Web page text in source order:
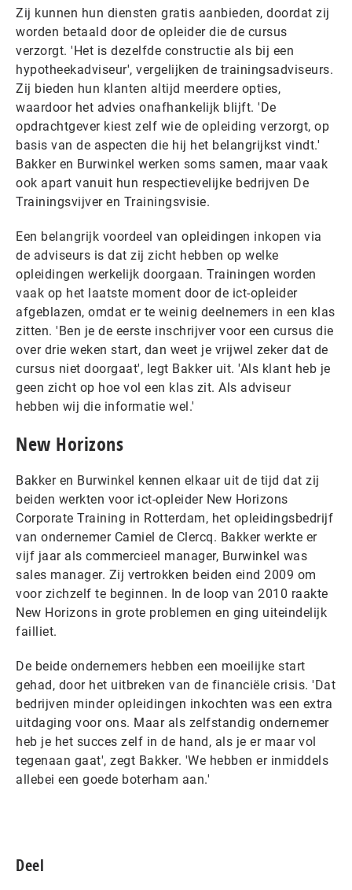
Zij kunnen hun diensten gratis aanbieden, doordat zij
worden betaald door de opleider die de cursus
verzorgt. 'Het is dezelfde constructie als bij een
hypotheekadviseur', vergelijken de trainingsadviseurs.
Zij bieden hun klanten altijd meerdere opties,
waardoor het advies onafhankelijk blijft. 'De
opdrachtgever kiest zelf wie de opleiding verzorgt, op
basis van de aspecten die hij het belangrijkst vindt.'
Bakker en Burwinkel werken soms samen, maar vaak
ook apart vanuit hun respectievelijke bedrijven De
Trainingsvijver en Trainingsvisie.
Een belangrijk voordeel van opleidingen inkopen via
de adviseurs is dat zij zicht hebben op welke
opleidingen werkelijk doorgaan. Trainingen worden
vaak op het laatste moment door de ict-opleider
afgeblazen, omdat er te weinig deelnemers in een klas
zitten. 'Ben je de eerste inschrijver voor een cursus die
over drie weken start, dan weet je vrijwel zeker dat de
cursus niet doorgaat', legt Bakker uit. 'Als klant heb je
geen zicht op hoe vol een klas zit. Als adviseur
hebben wij die informatie wel.'
New Horizons
Bakker en Burwinkel kennen elkaar uit de tijd dat zij
beiden werkten voor ict-opleider New Horizons
Corporate Training in Rotterdam, het opleidingsbedrijf
van ondernemer Camiel de Clercq. Bakker werkte er
vijf jaar als commercieel manager, Burwinkel was
sales manager. Zij vertrokken beiden eind 2009 om
voor zichzelf te beginnen. In de loop van 2010 raakte
New Horizons in grote problemen en ging uiteindelijk
failliet.
De beide ondernemers hebben een moeilijke start
gehad, door het uitbreken van de financiële crisis. 'Dat
bedrijven minder opleidingen inkochten was een extra
uitdaging voor ons. Maar als zelfstandig ondernemer
heb je het succes zelf in de hand, als je er maar vol
tegenaan gaat', zegt Bakker. 'We hebben er inmiddels
allebei een goede boterham aan.'
Deel